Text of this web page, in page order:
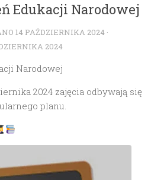
Edukacji Narodowej
14 PAŹDZIERNIKA 2024 ·
2024
Narodowej
2024 zajęcia odbywają się
planu.